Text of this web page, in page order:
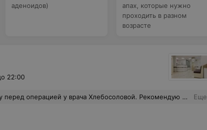
аденоидов)
апах, которые нужно
проходить в разном
возрасте
22:00
операцией у врача Хлебосоловой. Рекомендую врач со знанием дела. Еще